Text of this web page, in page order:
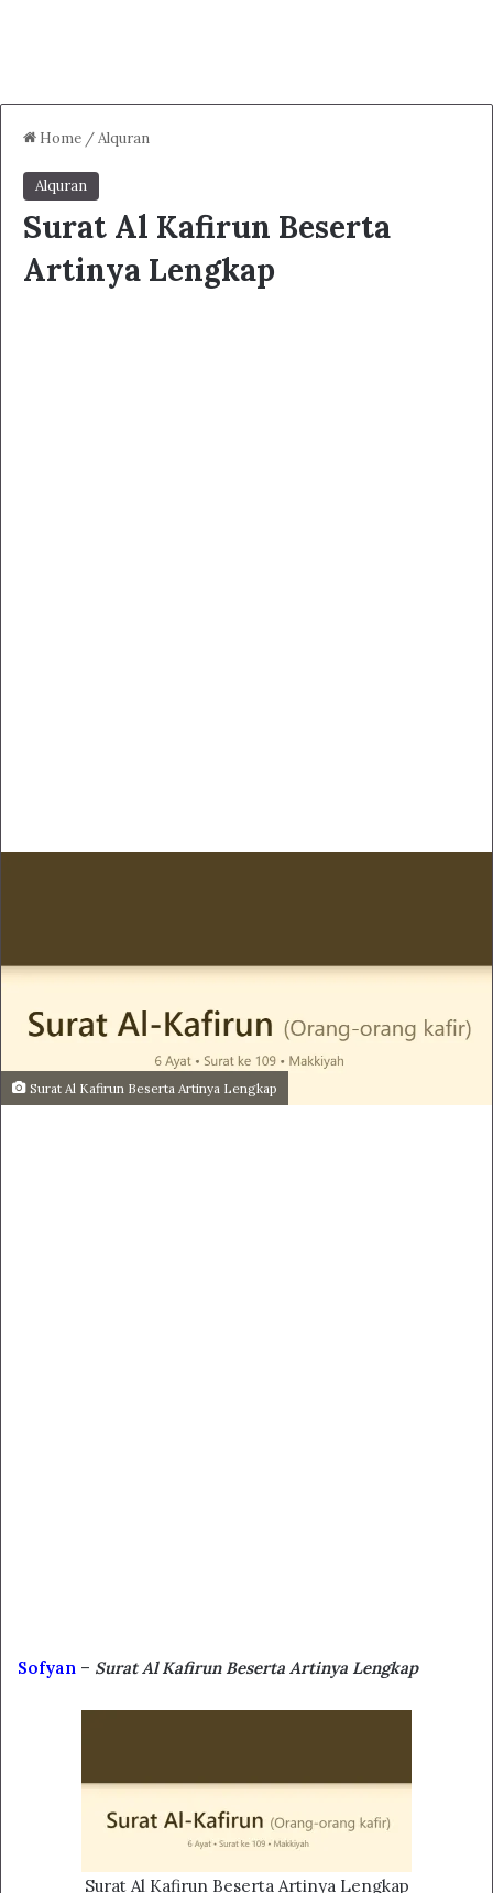
Home /Alquran
Alquran
Surat Al Kafirun Beserta
Artinya Lengkap
Surat Al Kafirun Beserta Artinya Lengkap
Sofyan – Surat Al Kafirun Beserta Artinya Lengkap
Surat Al Kafirun Beserta Artinya Lengkap